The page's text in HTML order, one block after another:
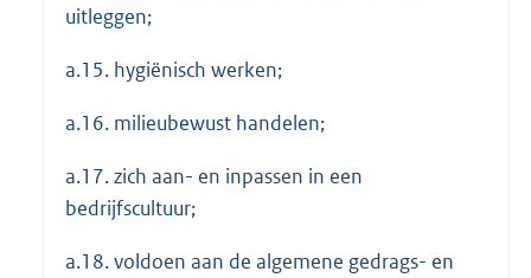
uitleggen;
a.15. hygiënisch werken;
a.16. milieubewust handelen;
a.17. zich aan- en inpassen in een
bedrijfscultuur;
a.18. voldoen aan de algemene gedrags- en